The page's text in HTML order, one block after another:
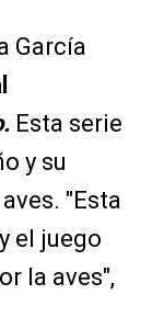
García
Esta serie
y su
"Esta
el juego
la aves",